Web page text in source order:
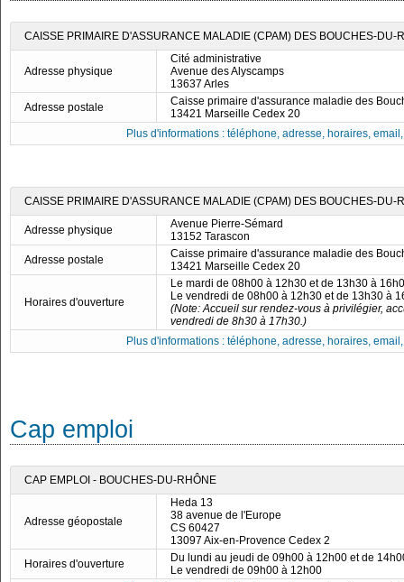
CAISSE PRIMAIRE D'ASSURANCE MALADIE (CPAM) DES BOUCHES-DU-
Adresse physique
Cité administrative
Avenue des Alyscamps
13637 Arles
Adresse postale
Caisse primaire d'assurance maladie des
13421 Marseille Cedex 20
Plus d'informations : téléphone, adresse, horaires,
CAISSE PRIMAIRE D'ASSURANCE MALADIE (CPAM) DES BOUCHES-DU-
Adresse physique
Avenue Pierre-Sémard
13152 Tarascon
Adresse postale
Caisse primaire d'assurance maladie des
13421 Marseille Cedex 20
Horaires d'ouverture
Le mardi de 08h00 à 12h30 et de 13h30 à
Le vendredi de 08h00 à 12h30 et de 13h30 à
(Note: Accueil sur rendez-vous à privilégier,
vendredi de 8h30 à 17h30.)
Plus d'informations : téléphone, adresse, horaires,
Cap emploi
CAP EMPLOI - BOUCHES-DU-RHÔNE
Adresse géopostale
Heda 13
38 avenue de l'Europe
CS 60427
13097 Aix-en-Provence Cedex 2
Horaires d'ouverture
Du lundi au jeudi de 09h00 à 12h00 et de
Le vendredi de 09h00 à 12h00